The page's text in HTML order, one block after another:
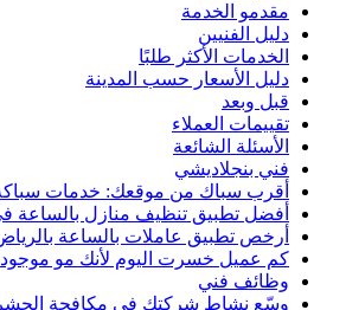
مقدمو الخدمة
دليل الفنيين
الخدمات الأكثر طلبًا
دليل الأسعار حسب المدينة
قبل وبعد
تقييمات العملاء
الأسئلة الشائعة
فني بنجلاديشي
أقرب سباك من موقعك: خدمات سباكة
أفضل تطبيق تنظيف منازل بالساعة
أرخص تطبيق عاملات بالساعة
كم عميل خسرت اليوم لأنك مو موجود
وظائف فني
وسّع نشاط شركتك في مكافحة